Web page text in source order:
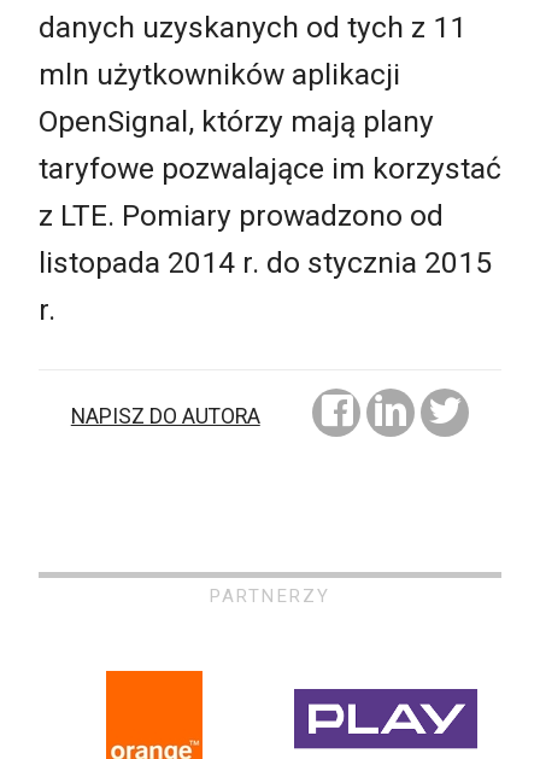
danych uzyskanych od tych z 11
mln użytkowników aplikacji
OpenSignal, którzy mają plany
taryfowe pozwalające im korzystać
z LTE. Pomiary prowadzono od
listopada 2014 r. do stycznia 2015
r.
NAPISZ DO AUTORA
PARTNERZY